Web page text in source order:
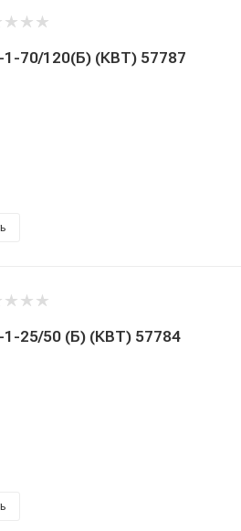
70/120(Б) (КВТ) 57787
25/50 (Б) (КВТ) 57784